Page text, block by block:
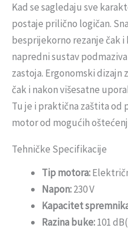
Kad se sagledaju sve
postaje prilično logičan.
besprijekorno rezanje čak
napredni sustav
zastoja. Ergonomski dizajn
čak i nakon višesatne
Tu je i praktična zaštita
motor od mogućih
Tehničke Specifikacije
Tip motora:
Napon:230 V
Kapacitet
Razina buke:101